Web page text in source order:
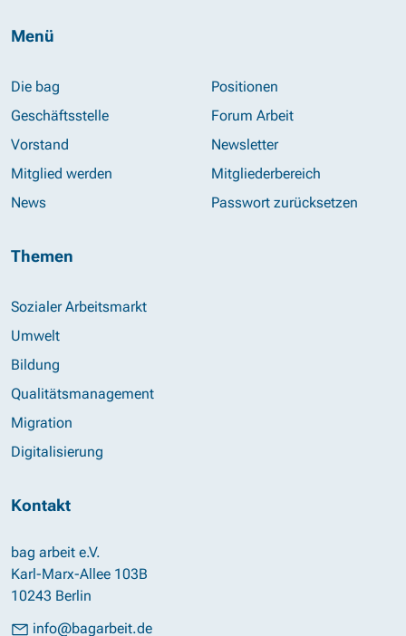
Menü
Die bag
Geschäftsstelle
Vorstand
Mitglied werden
News
Positionen
Forum Arbeit
Newsletter
Mitgliederbereich
Passwort zurücksetzen
Themen
Sozialer Arbeitsmarkt
Umwelt
Bildung
Qualitätsmanagement
Migration
Digitalisierung
Kontakt
bag arbeit e.V.
Karl-Marx-Allee 103B
10243 Berlin
info@bagarbeit.de